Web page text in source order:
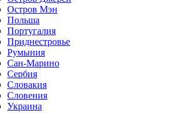
Остров Мэн
Польша
Португалия
Приднестровье
Румыния
Сан-Марино
Сербия
Словакия
Словения
Украина